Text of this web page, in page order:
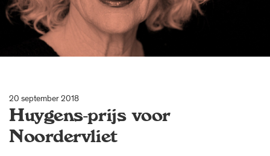
20 september 2018
Huygens-prijs voor
Noordervliet